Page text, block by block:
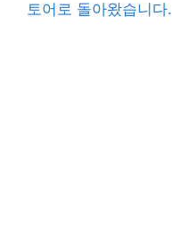
토어로 돌아왔습니다.